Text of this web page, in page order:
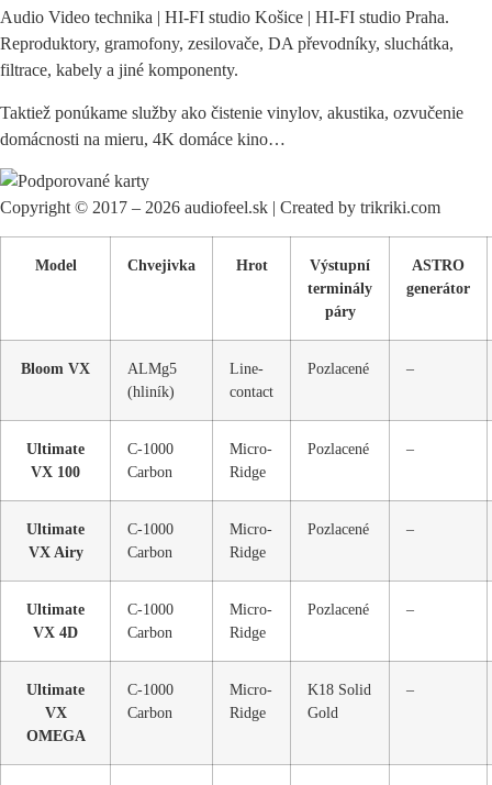
Audio Video technika | HI-FI studio Košice | HI-FI studio Praha.
Reproduktory, gramofony, zesilovače, DA převodníky, sluchátka,
filtrace, kabely a jiné komponenty.
Taktiež ponúkame služby ako čistenie vinylov, akustika, ozvučenie
domácnosti na mieru, 4K domáce kino…
Copyright © 2017 – 2026 audiofeel.sk | Created by trikriki.com
Model Chvejivka Hrot
Výstupní
terminály
páry
ASTRO
generátor
Bloom VX
ALMg5
(hliník)
Line-
contact
Pozlacené –
Ultimate
VX 100
C-1000
Carbon
Micro-
Ridge
Pozlacené –
Ultimate
VX Airy
C-1000
Carbon
Micro-
Ridge
Pozlacené –
Ultimate
VX 4D
C-1000
Carbon
Micro-
Ridge
Pozlacené –
Ultimate
VX
OMEGA
C-1000
Carbon
Micro-
Ridge
K18 Solid
Gold
–